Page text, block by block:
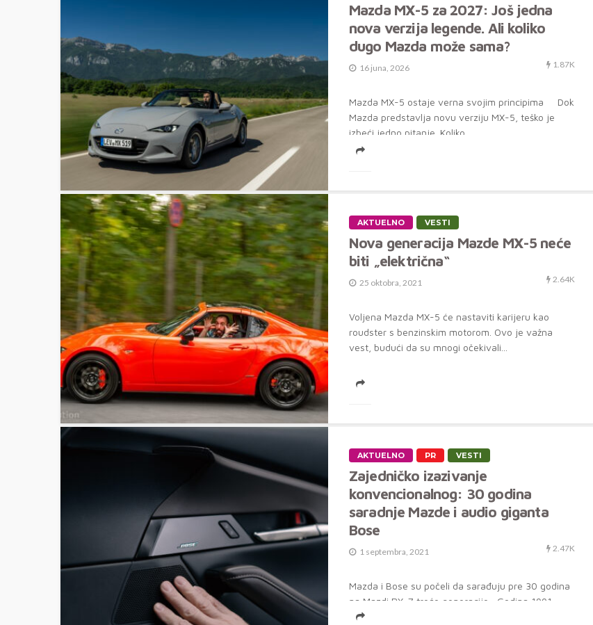
Mazda MX-5 za 2027: Još jedna
nova verzija legende. Ali koliko
dugo Mazda može sama?
16 juna, 2026 1.87K
Mazda MX-5 ostaje verna svojim principima Dok
Mazda predstavlja novu verziju MX-5, teško je
izbeći jedno pitanje. Koliko...
AKTUELNO VESTI
Nova generacija Mazde MX-5 neće
biti „električna“
25 oktobra, 2021 2.64K
Voljena Mazda MX-5 će nastaviti karijeru kao
roudster s benzinskim motorom. Ovo je važna
vest, budući da su mnogi očekivali...
AKTUELNO PR VESTI
Zajedničko izazivanje
konvencionalnog: 30 godina
saradnje Mazde i audio giganta
Bose
1 septembra, 2021 2.47K
Mazda i Bose su počeli da sarađuju ​​pre 30 godina
na Mazdi RX-7 treće generacije Godina 1991.
označila je...